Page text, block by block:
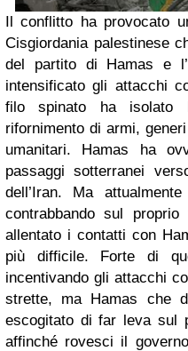
Il conflitto ha provocato
Cisgiordania palestinese
del partito di Hamas e
intensificato gli attacchi
filo spinato ha isolato
rifornimento di armi,
umanitari. Hamas ha
passaggi sotterranei
dell’Iran. Ma
contrabbando sul
allentato i contatti con
più difficile. Forte di
incentivando gli attacchi
strette, ma Hamas che
escogitato di far leva sul
affinché rovesci il